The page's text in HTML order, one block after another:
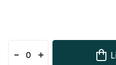
- +